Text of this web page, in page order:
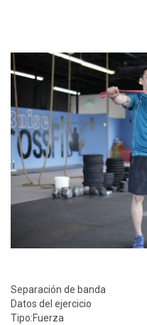
Separación de banda
Datos del ejercicio
Tipo:Fuerza